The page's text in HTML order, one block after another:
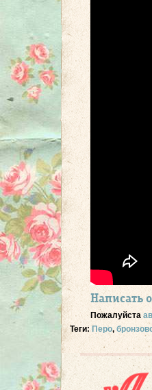
Написать
Пожалуйста
Теги: Перо,